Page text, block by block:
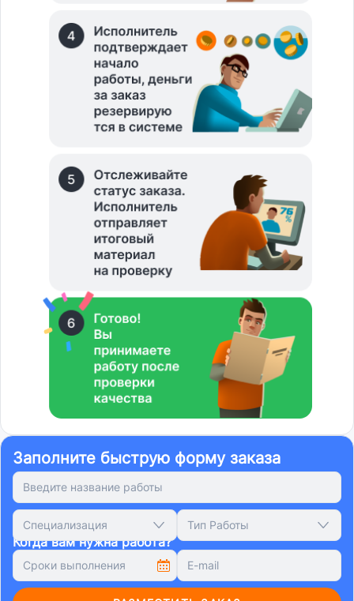
Заполните быструю форму заказа
Специализация Тип Работы
Когда вам нужна работа?